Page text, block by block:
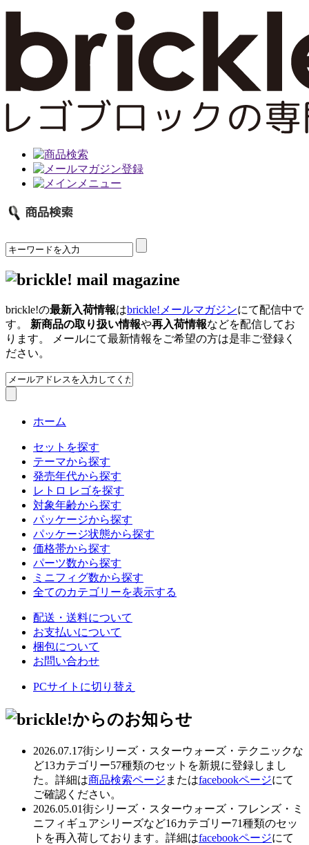
brickle!の最新入荷情報はbrickle!メールマガジンにて配信中で
す。 新商品の取り扱い情報や再入荷情報などを配信してお
ります。 メールにて最新情報をご希望の方は是非ご登録く
ださい。
ホーム
セットを探す
テーマから探す
発売年代から探す
レトロ レゴを探す
対象年齢から探す
パッケージから探す
パッケージ状態から探す
価格帯から探す
パーツ数から探す
ミニフィグ数から探す
全てのカテゴリーを表示する
配送・送料について
お支払いについて
梱包について
お問い合わせ
PCサイトに切り替え
2026.07.17街シリーズ・スターウォーズ・テクニックな
ど13カテゴリー57種類のセットを新規に登録しまし
た。詳細は商品検索ページ またはfacebookページにて
ご確認ください。
2026.05.01街シリーズ・スターウォーズ・フレンズ・ミ
ニフィギュアシリーズなど16カテゴリー71種類のセッ
トを再入荷しております。詳細はfacebookページにて